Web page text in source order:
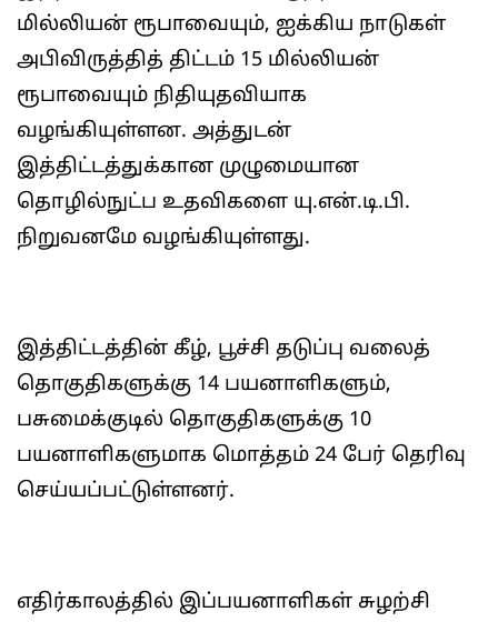
மில்லியன் ரூபாவையும், ஐக்கிய நாடுகள்
அபிவிருத்தித் திட்டம் 15 மில்லியன்
ரூபாவையும் நிதியுதவியாக
வழங்கியுள்ளன. அத்துடன்
இத்திட்டத்துக்கான முழுமையான
தொழில்நுட்ப உதவிகளை யு.என்.டி.பி.
நிறுவனமே வழங்கியுள்ளது.
இத்திட்டத்தின் கீழ், பூச்சி தடுப்பு வலைத்
தொகுதிகளுக்கு 14 பயனாளிகளும்,
பசுமைக்குடில் தொகுதிகளுக்கு 10
பயனாளிகளுமாக மொத்தம் 24 பேர் தெரிவு
செய்யப்பட்டுள்ளனர்.
எதிர்காலத்தில் இப்பயனாளிகள் சுழற்சி